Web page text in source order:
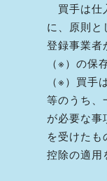
買手は仕
に、原則と
登録事業者
（※）の保
（※）買手
等のうち、
が必要な
を受けた
控除の適用